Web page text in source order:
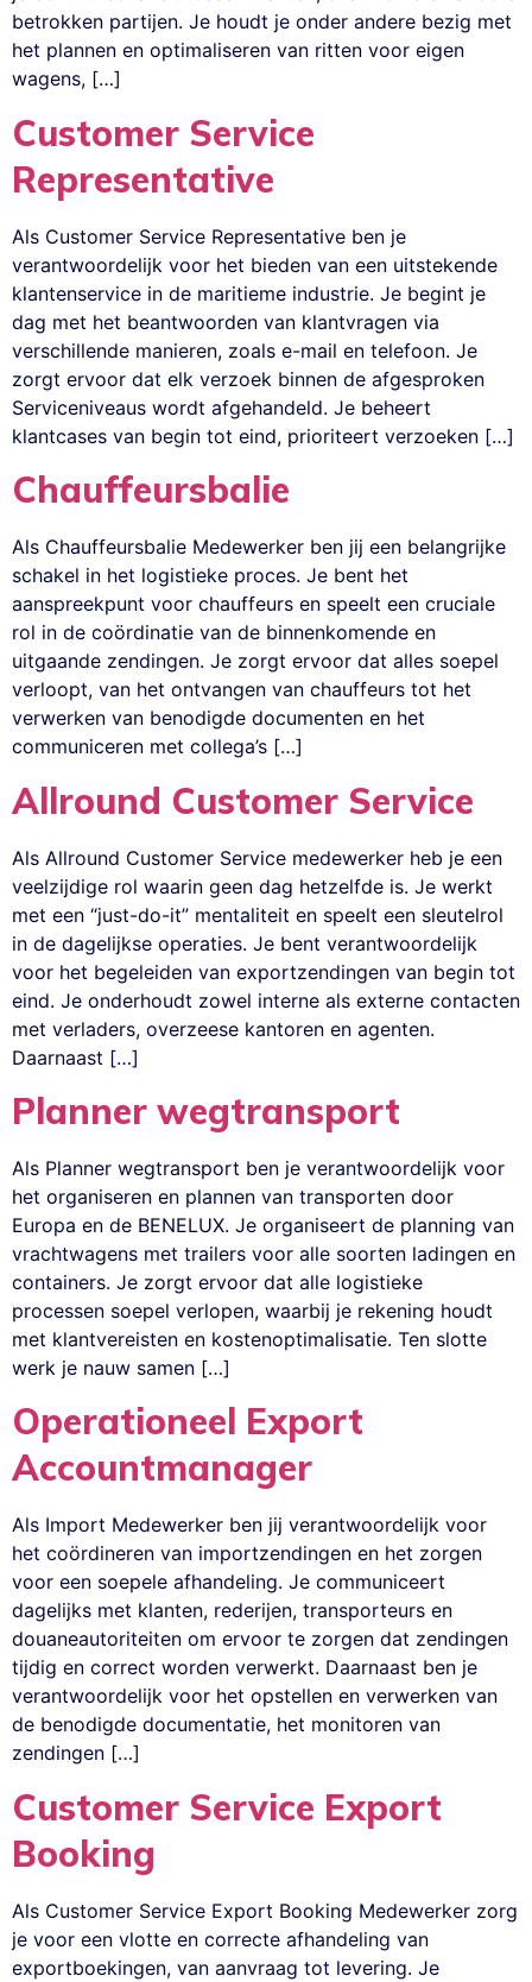
betrokken partijen. Je houdt je onder andere bezig met
het plannen en optimaliseren van ritten voor eigen
wagens, […]
Customer Service
Representative
Als Customer Service Representative ben je
verantwoordelijk voor het bieden van een uitstekende
klantenservice in de maritieme industrie. Je begint je
dag met het beantwoorden van klantvragen via
verschillende manieren, zoals e-mail en telefoon. Je
zorgt ervoor dat elk verzoek binnen de afgesproken
Serviceniveaus wordt afgehandeld. Je beheert
klantcases van begin tot eind, prioriteert verzoeken […]
Chauffeursbalie
Als Chauffeursbalie Medewerker ben jij een belangrijke
schakel in het logistieke proces. Je bent het
aanspreekpunt voor chauffeurs en speelt een cruciale
rol in de coördinatie van de binnenkomende en
uitgaande zendingen. Je zorgt ervoor dat alles soepel
verloopt, van het ontvangen van chauffeurs tot het
verwerken van benodigde documenten en het
communiceren met collega’s […]
Allround Customer Service
Als Allround Customer Service medewerker heb je een
veelzijdige rol waarin geen dag hetzelfde is. Je werkt
met een “just-do-it” mentaliteit en speelt een sleutelrol
in de dagelijkse operaties. Je bent verantwoordelijk
voor het begeleiden van exportzendingen van begin tot
eind. Je onderhoudt zowel interne als externe contacten
met verladers, overzeese kantoren en agenten.
Daarnaast […]
Planner wegtransport
Als Planner wegtransport ben je verantwoordelijk voor
het organiseren en plannen van transporten door
Europa en de BENELUX. Je organiseert de planning van
vrachtwagens met trailers voor alle soorten ladingen en
containers. Je zorgt ervoor dat alle logistieke
processen soepel verlopen, waarbij je rekening houdt
met klantvereisten en kostenoptimalisatie. Ten slotte
werk je nauw samen […]
Operationeel Export
Accountmanager
Als Import Medewerker ben jij verantwoordelijk voor
het coördineren van importzendingen en het zorgen
voor een soepele afhandeling. Je communiceert
dagelijks met klanten, rederijen, transporteurs en
douaneautoriteiten om ervoor te zorgen dat zendingen
tijdig en correct worden verwerkt. Daarnaast ben je
verantwoordelijk voor het opstellen en verwerken van
de benodigde documentatie, het monitoren van
zendingen […]
Customer Service Export
Booking
Als Customer Service Export Booking Medewerker zorg
je voor een vlotte en correcte afhandeling van
exportboekingen, van aanvraag tot levering. Je